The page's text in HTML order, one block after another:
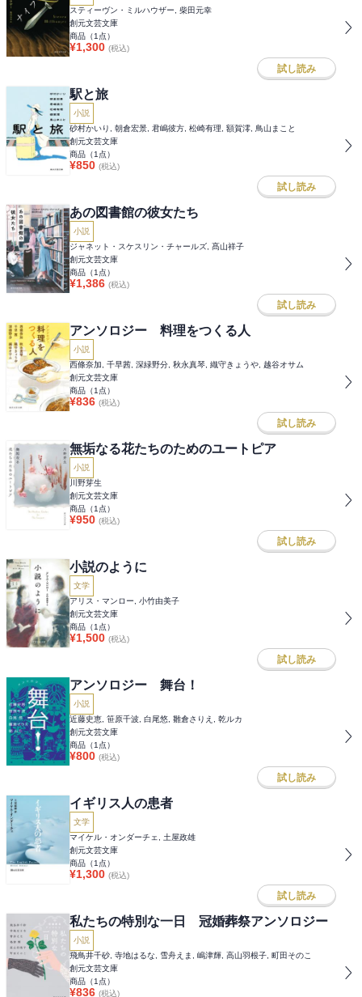
スティーヴン・ミルハウザー, 柴田元幸
創元文芸文庫
商品（1 点）
¥1,300 (税込)
試し読み
駅と旅
小説
砂村かいり, 朝倉宏景, 君嶋彼方, 松崎有理, 額賀澪, 鳥山まこと
創元文芸文庫
商品（1 点）
¥850 (税込)
試し読み
あの図書館の彼女たち
小説
ジャネット・スケスリン・チャールズ, 髙山祥子
創元文芸文庫
商品（1 点）
¥1,386 (税込)
試し読み
アンソロジー 料理をつくる人
小説
西條奈加, 千早茜, 深緑野分, 秋永真琴, 織守きょうや, 越谷オサム
創元文芸文庫
商品（1 点）
¥836 (税込)
試し読み
無垢なる花たちのためのユートピア
小説
川野芽生
創元文芸文庫
商品（1 点）
¥950 (税込)
試し読み
小説のように
文学
アリス・マンロー, 小竹由美子
創元文芸文庫
商品（1 点）
¥1,500 (税込)
試し読み
アンソロジー 舞台！
小説
近藤史恵, 笹原千波, 白尾悠, 雛倉さりえ, 乾ルカ
創元文芸文庫
商品（1 点）
¥800 (税込)
試し読み
イギリス人の患者
文学
マイケル・オンダーチェ, 土屋政雄
創元文芸文庫
商品（1 点）
¥1,300 (税込)
試し読み
私たちの特別な一日 冠婚葬祭アンソロジー
小説
飛鳥井千砂, 寺地はるな, 雪舟えま, 嶋津輝, 高山羽根子, 町田そのこ
創元文芸文庫
商品（1 点）
¥836 (税込)